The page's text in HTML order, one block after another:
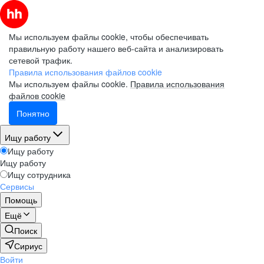
Мы используем файлы cookie, чтобы обеспечивать
правильную работу нашего веб-сайта и анализировать
сетевой трафик.
Правила использования файлов cookie
Мы используем файлы cookie. Правила использования
файлов cookie
Понятно
Ищу работу
Ищу работу
Ищу работу
Ищу сотрудника
Сервисы
Помощь
Ещё
Поиск
Сириус
Войти